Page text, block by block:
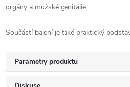
orgány a mužské genitálie.
Součástí balení je také praktický
Parametry produktu